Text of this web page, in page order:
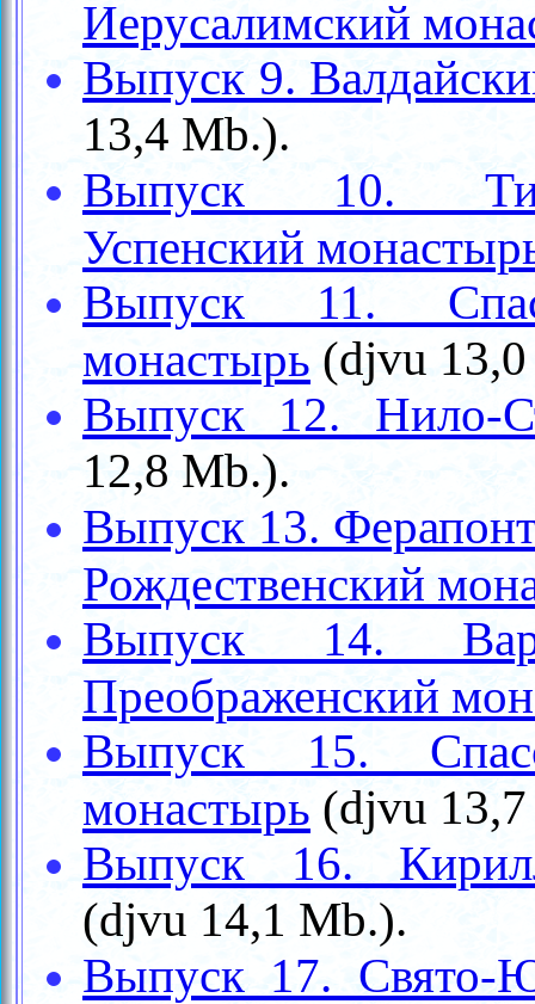
Иерусалимский
Выпуск 9.
13,4 Mb.).
Выпуск 10.
Успенский
Выпуск 11.
монастырь (djvu 13,0
Выпуск 12. Нило-
12,8 Mb.).
Выпуск 13.
Рождественский
Выпуск 14.
Преображенский
Выпуск 15.
монастырь (djvu 13,7
Выпуск 16.
(djvu 14,1 Mb.).
Выпуск 17. Свято-